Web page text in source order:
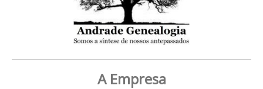
A Empresa